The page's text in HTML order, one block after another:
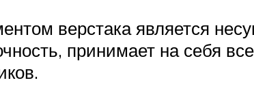
верстака является
принимает на себя